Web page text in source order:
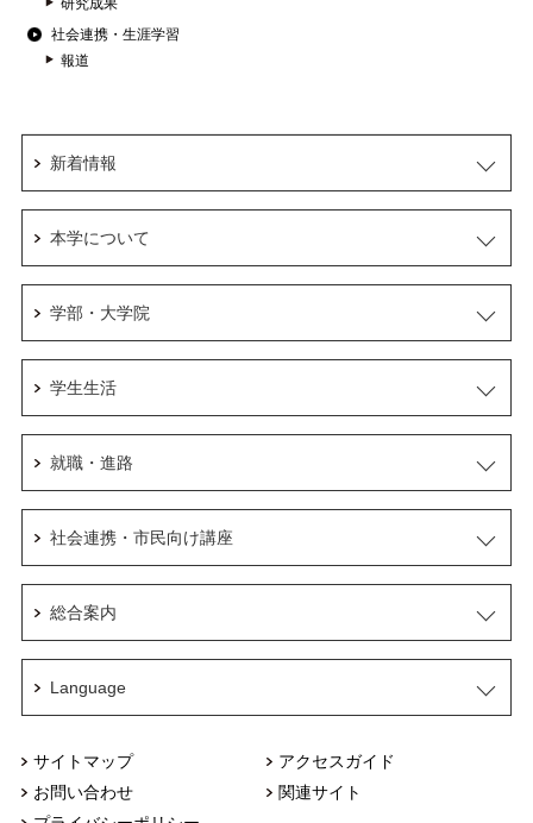
研究成果
社会連携・生涯学習
報道
サイトマップ
アクセスガイド
お問い合わせ
関連サイト
新着情報
本学について
学部・大学院
学生生活
就職・進路
社会連携・市民向け講座
総合案内
Language